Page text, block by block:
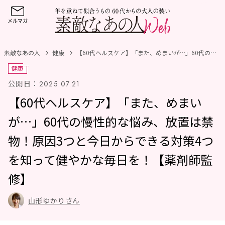
素敵なあの人 健康
【60代ヘルスケア】「また、めまいが…」60代の慢性的な悩み、放置は禁物！原因3つと今日からできる対策4つを知って健やかな毎日を！【薬剤師監修】
健康
公開日： 2025.07.21
【60代ヘルスケア】「また、めまい
が…」60代の慢性的な悩み、放置は禁
物！原因3つと今日からできる対策4つ
を知って健やかな毎日を！【薬剤師監
修】
山形ゆかりさん